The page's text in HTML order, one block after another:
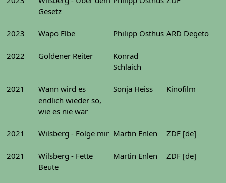
Gesetz
2023 Wapo Elbe Philipp Osthus ARD Degeto
2022 Goldener Reiter
Konrad
Schlaich
2021
Wann wird es
endlich wieder so,
wie es nie war
Sonja Heiss Kinofilm
2021 Wilsberg - Folge mir Martin Enlen ZDF [de]
2021
Wilsberg - Fette
Beute
Martin Enlen ZDF [de]